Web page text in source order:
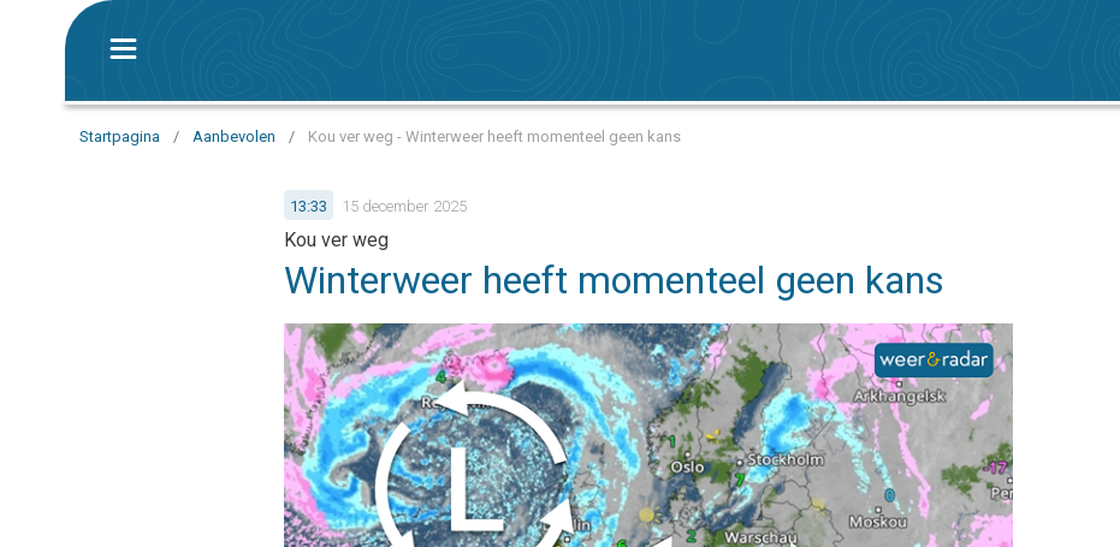
Startpagina / Aanbevolen / Kou ver weg - Winterweer heeft momenteel geen kans
13:33 15 december 2025
Kou ver weg
Winterweer heeft momenteel geen kans